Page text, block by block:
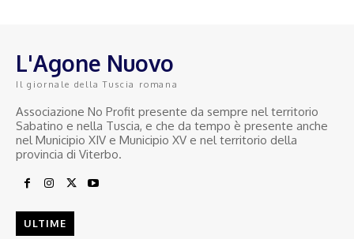
L'Agone Nuovo
Il giornale della Tuscia romana
Associazione No Profit presente da sempre nel territorio
Sabatino e nella Tuscia, e che da tempo è presente anche
nel Municipio XIV e Municipio XV e nel territorio della
provincia di Viterbo.
ULTIME